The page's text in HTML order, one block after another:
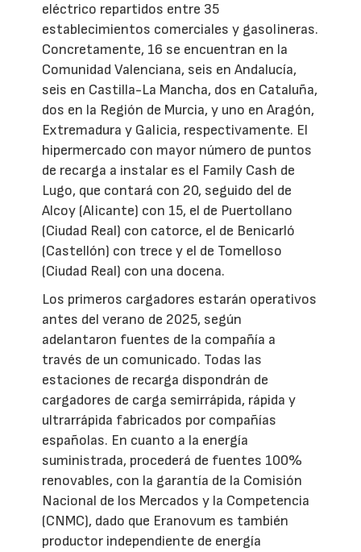
eléctrico repartidos entre 35
establecimientos comerciales y gasolineras.
Concretamente, 16 se encuentran en la
Comunidad Valenciana, seis en Andalucía,
seis en Castilla-La Mancha, dos en Cataluña,
dos en la Región de Murcia, y uno en Aragón,
Extremadura y Galicia, respectivamente. El
hipermercado con mayor número de puntos
de recarga a instalar es el Family Cash de
Lugo, que contará con 20, seguido del de
Alcoy (Alicante) con 15, el de Puertollano
(Ciudad Real) con catorce, el de Benicarló
(Castellón) con trece y el de Tomelloso
(Ciudad Real) con una docena.
Los primeros cargadores estarán operativos
antes del verano de 2025, según
adelantaron fuentes de la compañía a
través de un comunicado. Todas las
estaciones de recarga dispondrán de
cargadores de carga semirrápida, rápida y
ultrarrápida fabricados por compañías
españolas. En cuanto a la energía
suministrada, procederá de fuentes 100%
renovables, con la garantía de la Comisión
Nacional de los Mercados y la Competencia
(CNMC), dado que Eranovum es también
productor independiente de energía